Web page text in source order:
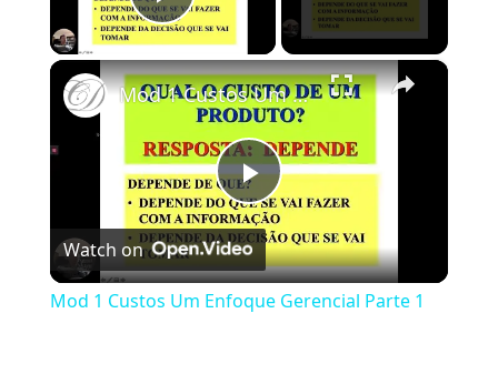
Play Video
×
Play Video
Mod 1 Custos Um Enfoque Gerencial Parte 1
Watch on
Mod 1 Custos Um Enfoque Gerencial Parte 1